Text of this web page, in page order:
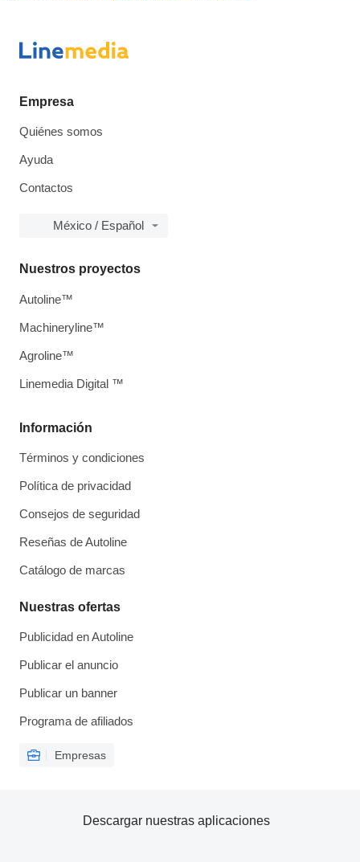
Empresa
Quiénes somos
Ayuda
Contactos
México / Español
Información
Términos y condiciones
Política de privacidad
Consejos de seguridad
Reseñas de Autoline
Catálogo de marcas
Nuestras ofertas
Publicidad en Autoline
Publicar el anuncio
Publicar un banner
Programa de afiliados
Empresas
Nuestros proyectos
Autoline™
Machineryline™
Agroline™
Linemedia Digital ™
Descargar nuestras aplicaciones